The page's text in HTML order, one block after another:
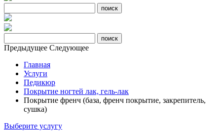
Предыдущее Следующее
Главная
Услуги
Педикюр
Покрытие ногтей лак, гель-лак
Покрытие френч (база, френч покрытие, закрепитель,
сушка)
Выберите услугу